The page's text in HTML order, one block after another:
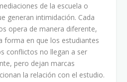
de la escuela o
generan intimidación. Cada
opera de manera diferente,
forma en que los estudiantes
conflictos no llegan a ser
pero dejan marcas
la relación con el estudio.